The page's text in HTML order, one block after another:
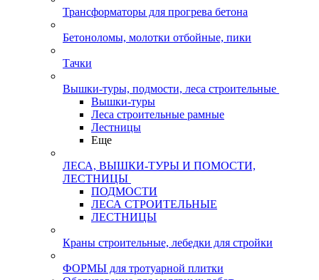
Трансформаторы для прогрева бетона
Бетоноломы, молотки отбойные, пики
Тачки
Вышки-туры, подмости, леса строительные
Вышки-туры
Леса строительные рамные
Лестницы
Еще
ЛЕСА, ВЫШКИ-ТУРЫ И ПОМОСТИ,
ЛЕСТНИЦЫ
ПОДМОСТИ
ЛЕСА СТРОИТЕЛЬНЫЕ
ЛЕСТНИЦЫ
Краны строительные, лебедки для стройки
ФОРМЫ для тротуарной плитки